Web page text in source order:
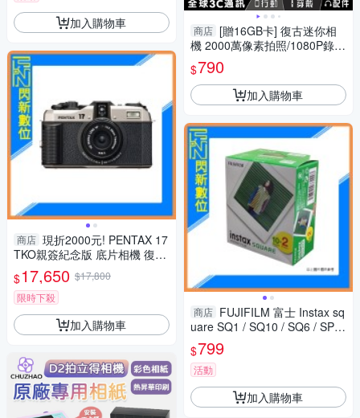
加入購物車
商店 現折2000元! PENTAX 17
TKO親簽紀念版 底片相機 復古
半格機(公司貨)限定款
$17,650 $17,800
限時下殺
加入購物車
商店 [贈16GB卡] 復古迷你相
機 2000萬像素拍照/1080P錄影
螢幕顯示 LED補光燈 濾鏡模式
吊飾
$790
加入購物車
商店 FUJIFILM 富士 Instax sq
uare SQ1 / SQ10 / SQ6 / SP3
方形 拍立得 底片 雙入(共20張)
$799
活動
加入購物車